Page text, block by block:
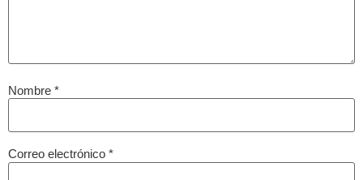
Nombre *
Correo electrónico *